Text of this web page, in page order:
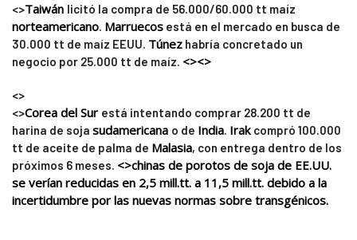
<>Taiwán licitó la compra de 56.000/60.000 tt maíz
norteamericano. Marruecos está en el mercado en busca de
30.000 tt de maíz EEUU. Túnez habría concretado un
negocio por 25.000 tt de maíz. <><>
<>
<>Corea del Sur está intentando comprar 28.200 tt de
harina de soja sudamericana o de India. Irak compró 100.000
tt de aceite de palma de Malasia, con entrega dentro de los
próximos 6 meses. <>chinas de porotos de soja de EE.UU.
se verían reducidas en 2,5 mill.tt. a 11,5 mill.tt. debido a la
incertidumbre por las nuevas normas sobre transgénicos.